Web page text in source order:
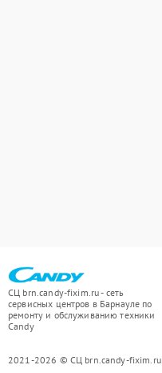
СЦ brn.candy-fixim.ru - сеть
сервисных центров в Барнауле по
ремонту и обслуживанию техники
Candy
2021-2026 © СЦ brn.candy-fixim.ru